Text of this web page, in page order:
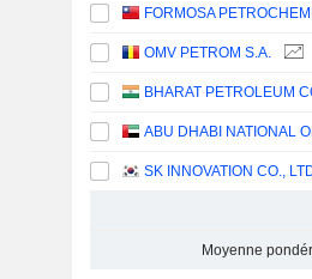
OMV PETROM S.A.
SK INNOVATION CO.,
Moyenne